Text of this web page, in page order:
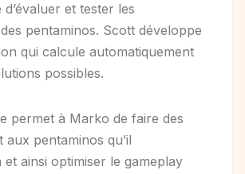
et tester les
pentaminos. Scott développe
qui calcule automatiquement
possibles.
permet à Marko de faire des
aux pentaminos qu’il
ainsi optimiser le gameplay